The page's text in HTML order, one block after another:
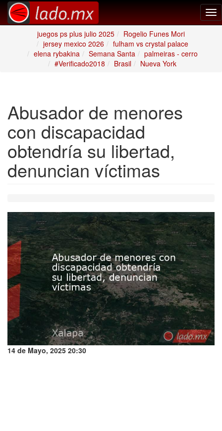
juegos ps plus julio 2025
Rogelio Funes Mori
jersey mexico 2026
fulham vs crystal palace
elena rybakina
Semana Santa
palmeiras - cerro
#Verificado2018
Brasil Nueva York
Abusador de menores
con discapacidad
obtendría su libertad,
denuncian víctimas
14 de Mayo, 2025 20:30